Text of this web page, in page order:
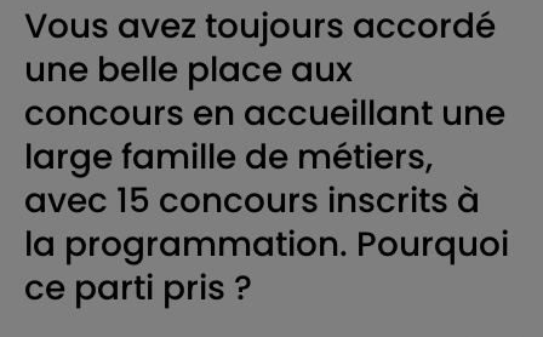
Vous avez toujours accordé
une belle place aux
concours en accueillant une
large famille de métiers,
avec 15 concours inscrits à
la programmation. Pourquoi
ce parti pris ?